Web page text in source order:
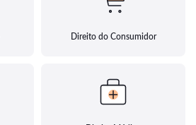
Direito do Consumidor